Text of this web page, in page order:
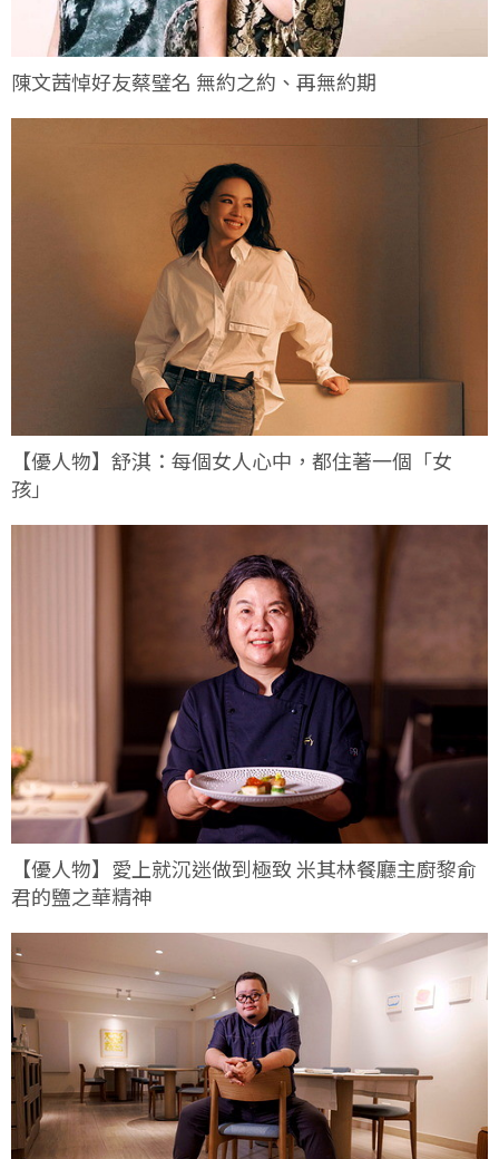
陳文茜悼好友蔡璧名 無約之約、再無約期
【優人物】舒淇：每個女人心中，都住著一個「女
孩」
【優人物】愛上就沉迷做到極致 米其林餐廳主廚黎俞
君的鹽之華精神